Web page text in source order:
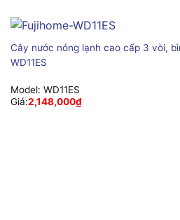
Cây nước nóng lạnh cao cấp 3 vòi,
WD11ES
Model: WD11ES
Giá:2,148,000₫